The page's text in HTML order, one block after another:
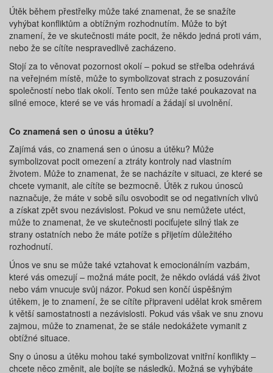
Útěk během přestřelky může také znamenat, že se snažíte
vyhýbat konfliktům a obtížným rozhodnutím. Může to být
znamení, že ve skutečnosti máte pocit, že někdo jedná proti vám,
nebo že se cítíte nespravedlivě zacházeno.
Stojí za to věnovat pozornost okolí – pokud se střelba odehrává
na veřejném místě, může to symbolizovat strach z posuzování
společností nebo tlak okolí. Tento sen může také poukazovat na
silné emoce, které se ve vás hromadí a žádají si uvolnění.
Co znamená sen o únosu a útěku?
Zajímá vás, co znamená sen o únosu a útěku? Může
symbolizovat pocit omezení a ztráty kontroly nad vlastním
životem. Může to znamenat, že se nacházíte v situaci, ze které se
chcete vymanit, ale cítíte se bezmocně. Útěk z rukou únosců
naznačuje, že máte v sobě sílu osvobodit se od negativních vlivů
a získat zpět svou nezávislost. Pokud ve snu nemůžete utéct,
může to znamenat, že ve skutečnosti pociťujete silný tlak ze
strany ostatních nebo že máte potíže s přijetím důležitého
rozhodnutí.
Únos ve snu se může také vztahovat k emocionálním vazbám,
které vás omezují – možná máte pocit, že někdo ovládá váš život
nebo vám vnucuje svůj názor. Pokud sen končí úspěšným
útěkem, je to znamení, že se cítíte připraveni udělat krok směrem
k větší samostatnosti a nezávislosti. Pokud vás však ve snu znovu
zajmou, může to znamenat, že se stále nedokážete vymanit z
obtížné situace.
Sny o únosu a útěku mohou také symbolizovat vnitřní konflikty –
chcete něco změnit, ale bojíte se následků. Možná se vyhýbáte